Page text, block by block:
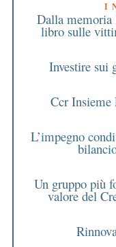
I
Dalla memoria
libro sulle
Investire sui
Ccr Insieme
L’impegno
Un gruppo più
valore del